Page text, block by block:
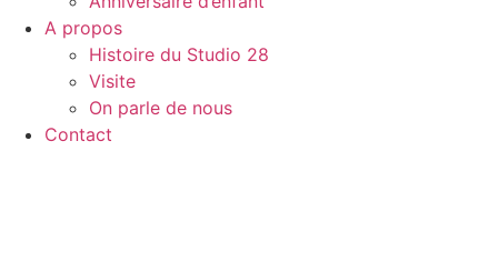
A propos
Histoire du Studio 28
Visite
On parle de nous
Contact